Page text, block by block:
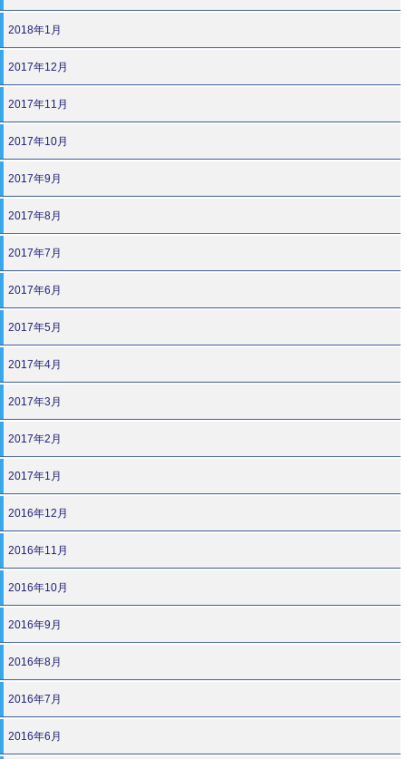
2018年1月
2017年12月
2017年11月
2017年10月
2017年9月
2017年8月
2017年7月
2017年6月
2017年5月
2017年4月
2017年3月
2017年2月
2017年1月
2016年12月
2016年11月
2016年10月
2016年9月
2016年8月
2016年7月
2016年6月